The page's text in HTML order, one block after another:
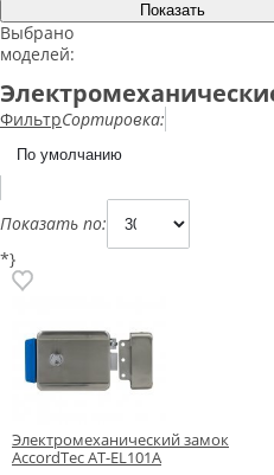
Выбрано
моделей:
ФильтрСортировка:
Показать по:
*}
Электромеханический замок
AccordTec AT-EL101A